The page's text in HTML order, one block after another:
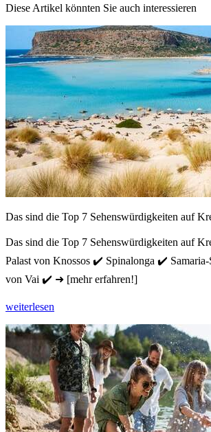
Diese Artikel könnten Sie auch interessieren
Das sind die Top 7 Sehenswürdigkeiten auf
Das sind die Top 7 Sehenswürdigkeiten auf
Palast von Knossos ✔️ Spinalonga ✔️
von Vai ✔️ ➜ [mehr erfahren!]
weiterlesen